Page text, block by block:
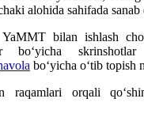
alohida sahifada sanab
bilan ishlash
boʻyicha
boʻyicha oʻtib topish
raqamlari orqali